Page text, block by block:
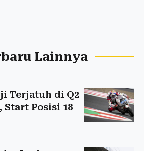
Lainnya
Terjatuh di Q2
Posisi 18